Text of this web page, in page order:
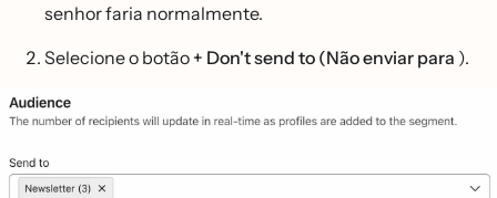
senhor faria normalmente.
Selecione o botão + Don't send to (Não enviar para ).